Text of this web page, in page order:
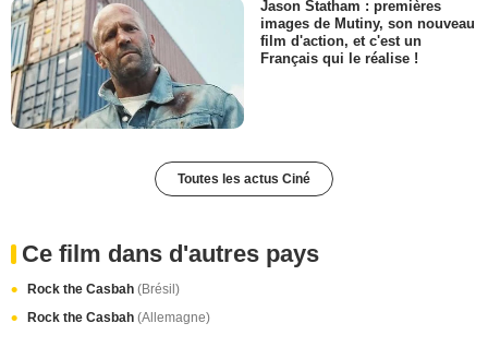
Jason Statham : premières
images de Mutiny, son nouveau
film d'action, et c'est un
Français qui le réalise !
Toutes les actus Ciné
Ce film dans d'autres pays
Rock the Casbah (Brésil)
Rock the Casbah (Allemagne)